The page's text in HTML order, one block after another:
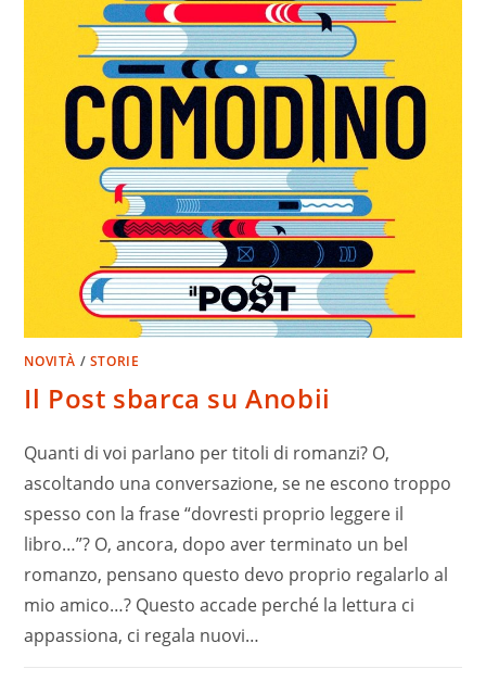
NOVITÀ / STORIE
Il Post sbarca su Anobii
Quanti di voi parlano per titoli di romanzi? O,
ascoltando una conversazione, se ne escono troppo
spesso con la frase “dovresti proprio leggere il
libro…”? O, ancora, dopo aver terminato un bel
romanzo, pensano questo devo proprio regalarlo al
mio amico…? Questo accade perché la lettura ci
appassiona, ci regala nuovi…